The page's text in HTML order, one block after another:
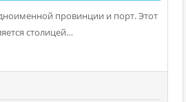
провинции и порт. Этот
столицей…